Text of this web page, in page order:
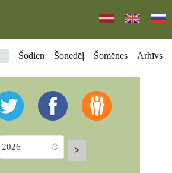
Šodien Šonedēļ Šomēnes Arhīvs
>